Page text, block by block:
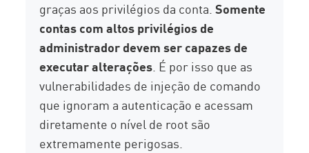
graças aos privilégios da conta.Somente
contas com altos privilégios de
administrador devem ser capazes de
executar alterações. É por isso que as
vulnerabilidades de injeção de comando
que ignoram a autenticação e acessam
diretamente o nível de root são
extremamente perigosas.